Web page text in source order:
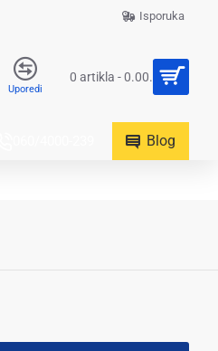
Isporuka
Uporedi
0 artikla - 0.00.
Blog